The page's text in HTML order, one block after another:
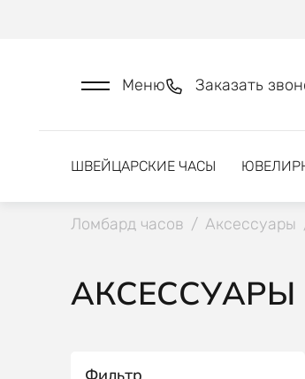
Меню Заказать
ШВЕЙЦАРСКИЕ ЧАСЫ
Ломбард часов / Аксессуары
АКСЕССУАРЫ